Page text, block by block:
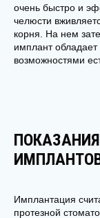
очень быстро и
челюсти
корня. На нем
имплант
возможностями
Имплантация
протезной